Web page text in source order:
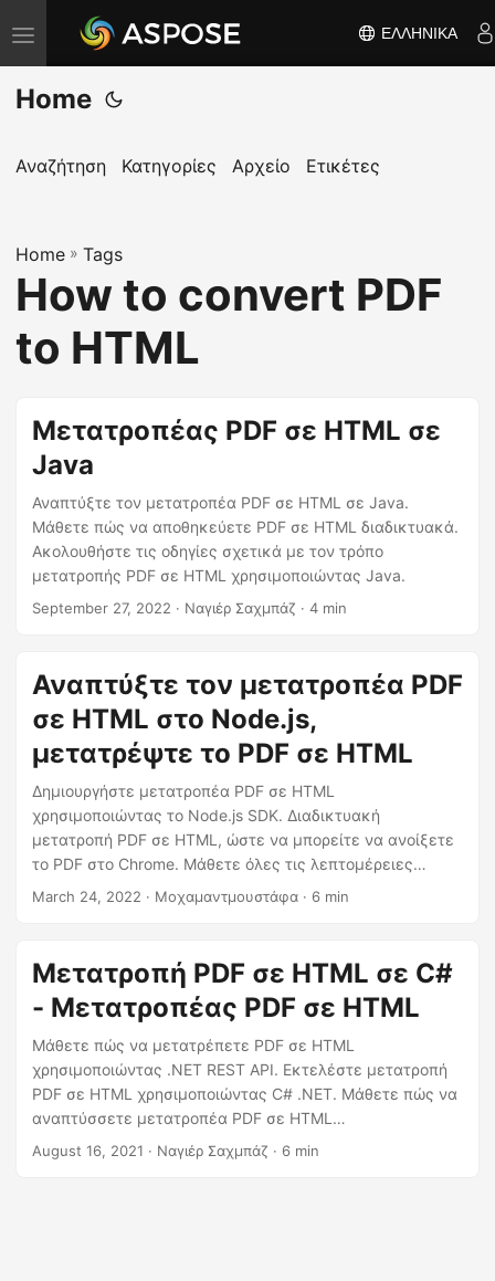
Ε
ν
α
λ
ή
π
λ
ο
σ
η
ΕΛΛΗΝΙΚΆ
Home
Αναζήτηση Κατηγορίες Αρχείο Ετικέτες
Home » Tags
How to convert PDF
to HTML
Μετατροπέας PDF σε HTML σε
Java
Αναπτύξτε τον μετατροπέα PDF σε HTML σε Java.
Μάθετε πώς να αποθηκεύετε PDF σε HTML διαδικτυακά.
Ακολουθήστε τις οδηγίες σχετικά με τον τρόπο
μετατροπής PDF σε HTML χρησιμοποιώντας Java.
September 27, 2022 · Ναγιέρ Σαχμπάζ · 4 min
Αναπτύξτε τον μετατροπέα PDF
σε HTML στο Node.js,
μετατρέψτε το PDF σε HTML
Δημιουργήστε μετατροπέα PDF σε HTML
χρησιμοποιώντας το Node.js SDK. Διαδικτυακή
μετατροπή PDF σε HTML, ώστε να μπορείτε να ανοίξετε
το PDF στο Chrome. Μάθετε όλες τις λεπτομέρειες
σχετικά με τον τρόπο μετατροπής PDF σε HTML.
March 24, 2022 · Μοχαμαντμουστάφα · 6 min
Μετατροπή PDF σε HTML σε C#
- Μετατροπέας PDF σε HTML
Μάθετε πώς να μετατρέπετε PDF σε HTML
χρησιμοποιώντας .NET REST API. Εκτελέστε μετατροπή
PDF σε HTML χρησιμοποιώντας C# .NET. Μάθετε πώς να
αναπτύσσετε μετατροπέα PDF σε HTML
χρησιμοποιώντας C# .NET
August 16, 2021 · Ναγιέρ Σαχμπάζ · 6 min